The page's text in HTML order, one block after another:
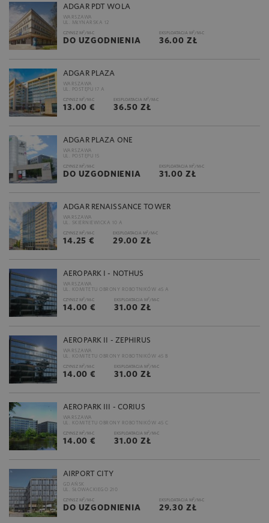
ADGAR PDT WOLA
WARSZAWA
UL. MŁYNARSKA 12
CZYNSZ M2 /M-C
DO UZGODNIENIA
EKSPLOATACJA M2 /M-C
36.00 ZŁ
ADGAR PLAZA
WARSZAWA
UL. POSTĘPU 17 A
CZYNSZ M2 /M-C
13.00 €
EKSPLOATACJA M2 /M-C
36.50 ZŁ
ADGAR PLAZA ONE
WARSZAWA
UL. POSTĘPU 15
CZYNSZ M2 /M-C
DO UZGODNIENIA
EKSPLOATACJA M2 /M-C
31.00 ZŁ
ADGAR RENAISSANCE TOWER
WARSZAWA
UL. SKIERNIEWICKA 10 A
CZYNSZ M2 /M-C
14.25 €
EKSPLOATACJA M2 /M-C
29.00 ZŁ
AEROPARK I - NOTHUS
WARSZAWA
UL. KOMITETU OBRONY ROBOTNIKÓW 45 A
CZYNSZ M2 /M-C
14.00 €
EKSPLOATACJA M2 /M-C
31.00 ZŁ
AEROPARK II - ZEPHIRUS
WARSZAWA
UL. KOMITETU OBRONY ROBOTNIKÓW 45 B
CZYNSZ M2 /M-C
14.00 €
EKSPLOATACJA M2 /M-C
31.00 ZŁ
AEROPARK III - CORIUS
WARSZAWA
UL. KOMITETU OBRONY ROBOTNIKÓW 45 C
CZYNSZ M2 /M-C
14.00 €
EKSPLOATACJA M2 /M-C
31.00 ZŁ
AIRPORT CITY
GDAŃSK
UL. SŁOWACKIEGO 210
CZYNSZ M2 /M-C
DO UZGODNIENIA
EKSPLOATACJA M2 /M-C
29.30 ZŁ